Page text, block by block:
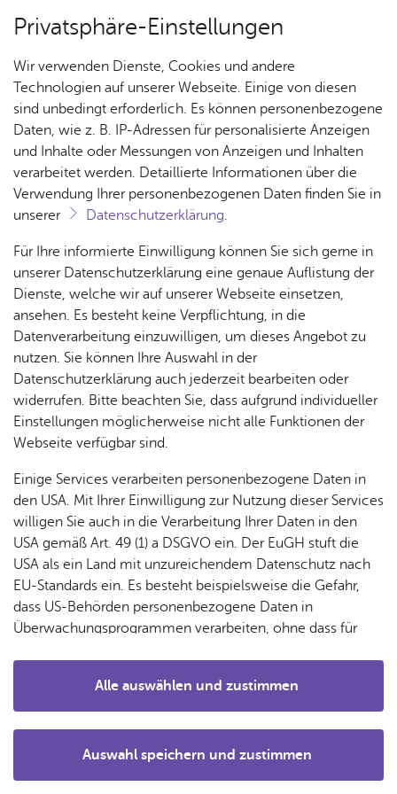
Über­sicht Bür­ger & Stadt
Rat­
haus &
Bür­
ger­
ser­vice
Rat­
häu­ser
& Orts­
ver­
wal­
Ämter
A–Z
Diens
t­leis­
tun­gen
A–Z
For­
Nach­
rich­
ten,
Vi­de­os
& Bil­
der
Me­di­
en­in­
for­ma­
tio­nen
fent­li­
che
Be­
kannt­
ma­
chun­
& TV
Pres­se
Jobs
Stel­
len­an­
ge­bo­te
Aus­bil­
dung &
Stu­di­
um
Bil­
dung
& Be­
treu­
ung
Potz­
be­
treu­
ung
Schu­
len
Bauen
& Um­
welt
Geo­
da­ten
& 3D-
Stadt­
Bau­
stel­len
& Um­
lei­tun­
Um­
welt &
Kli­ma­
Sa­nie­
ren &
bi­li­en
Stadt­
Ge­
sund­
heit &
kum
Ärzte &
Apo­
Fa­mi­lie
& Kin­
der
Se­nio­
ren
Woh­
nen
re­frei
Pfle­ge
& Un­
ter­stüt­
zung
Ar­chiv
Ter­min spei­chern
Ver­an­stal­tung dru­cken
Vor­le­sen
Thea­ter Kemp­ten
Diens­tag, 09. De­zem­ber 2025 , 11:00 Uhr
Das im Spielzeitheft angekündigte Stück „Der gestiefelte
Wirkung seinen Betrieb einstellte. Trotzdem können wir
Grundschulklassen ein Weihnachtstheater anbieten und
zeigen „Ox und Esel“ aus dem Theater Kempten.
Privatsphäre-Einstellungen
Wir verwenden Dienste, Cookies und andere
Technologien auf unserer Webseite. Einige von diesen
sind unbedingt erforderlich. Es können personenbezogene
Daten, wie z. B. IP-Adressen für personalisierte Anzeigen
und Inhalte oder Messungen von Anzeigen und Inhalten
verarbeitet werden. Detaillierte Informationen über die
Verwendung Ihrer personenbezogenen Daten finden Sie in
unserer
Datenschutzerklärung.
Für Ihre informierte Einwilligung können Sie sich gerne in
unserer Datenschutzerklärung eine genaue Auflistung der
Dienste, welche wir auf unserer Webseite einsetzen,
ansehen. Es besteht keine Verpflichtung, in die
Datenverarbeitung einzuwilligen, um dieses Angebot zu
nutzen. Sie können Ihre Auswahl in der
Datenschutzerklärung auch jederzeit bearbeiten oder
widerrufen. Bitte beachten Sie, dass aufgrund individueller
Einstellungen möglicherweise nicht alle Funktionen der
Webseite verfügbar sind.
Einige Services verarbeiten personenbezogene Daten in
den USA. Mit Ihrer Einwilligung zur Nutzung dieser Services
willigen Sie auch in die Verarbeitung Ihrer Daten in den
USA gemäß Art. 49 (1) a DSGVO ein. Der EuGH stuft die
USA als ein Land mit unzureichendem Datenschutz nach
EU-Standards ein. Es besteht beispielsweise die Gefahr,
dass US-Behörden personenbezogene Daten in
Überwachungsprogrammen verarbeiten, ohne dass für
Auswahl speichern und zustimmen
Alle auswählen und zustimmen